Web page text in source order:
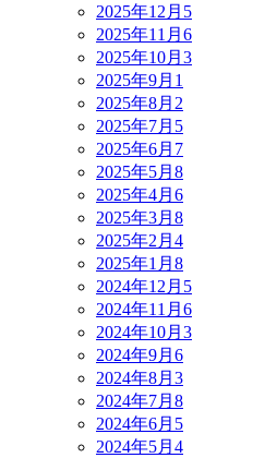
2025年12月 5
2025年11月 6
2025年10月 3
2025年9月 1
2025年8月 2
2025年7月 5
2025年6月 7
2025年5月 8
2025年4月 6
2025年3月 8
2025年2月 4
2025年1月 8
2024年12月 5
2024年11月 6
2024年10月 3
2024年9月 6
2024年8月 3
2024年7月 8
2024年6月 5
2024年5月 4